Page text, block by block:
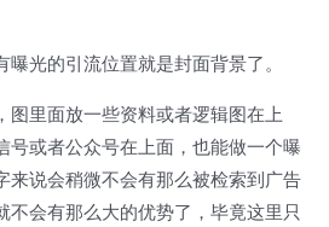
光的引流位置就是封面背景了。
图里面放一些资料或者逻辑图在上
号或者公众号在上面，也能做一个曝
来说会稍微不会有那么被检索到广告
不会有那么大的优势了，毕竟这里只